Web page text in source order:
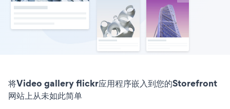
将Video gallery flickr应用程序嵌入到您的Storefront
网站上从未如此简单